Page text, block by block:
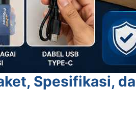
Spesifikasi,